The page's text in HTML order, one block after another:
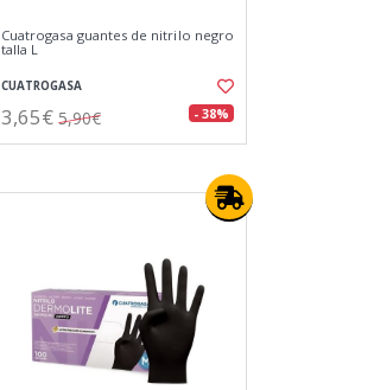
Cuatrogasa guantes de nitrilo negro
talla L
CUATROGASA
3,65€ 5,90€ - 38%